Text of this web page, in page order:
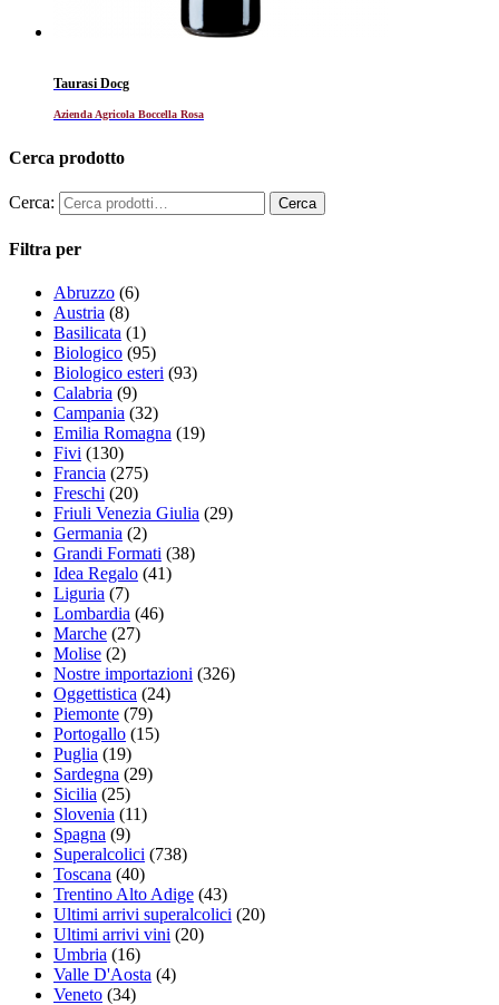
Taurasi Docg
Azienda Agricola Boccella Rosa
Cerca prodotto
Cerca:
Filtra per
Abruzzo (6)
Austria (8)
Basilicata (1)
Biologico (95)
Biologico esteri (93)
Calabria (9)
Campania (32)
Emilia Romagna (19)
Fivi (130)
Francia (275)
Freschi (20)
Friuli Venezia Giulia (29)
Germania (2)
Grandi Formati (38)
Idea Regalo (41)
Liguria (7)
Lombardia (46)
Marche (27)
Molise (2)
Nostre importazioni (326)
Oggettistica (24)
Piemonte (79)
Portogallo (15)
Puglia (19)
Sardegna (29)
Sicilia (25)
Slovenia (11)
Spagna (9)
Superalcolici (738)
Toscana (40)
Trentino Alto Adige (43)
Ultimi arrivi superalcolici (20)
Ultimi arrivi vini (20)
Umbria (16)
Valle D'Aosta (4)
Veneto (34)